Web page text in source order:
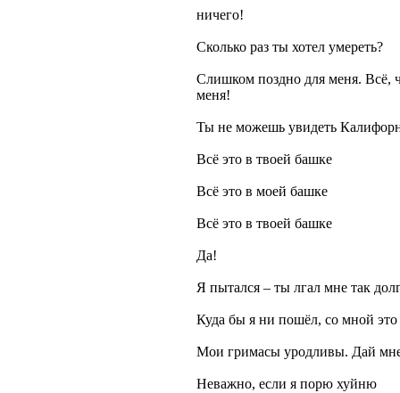
ничего!
Сколько раз ты хотел умереть?
Слишком поздно для меня. Всё,
меня!
Ты не можешь увидеть
Всё это в твоей башке
Всё это в моей башке
Всё это в твоей башке
Да!
Я пытался – ты лгал мне так
Куда бы я ни пошёл, со мной это
Мои гримасы уродливы. Дай
Неважно, если я порю хуйню